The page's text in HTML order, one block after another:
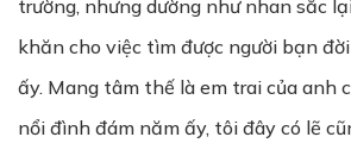
trường, nhưng dường như nhan sắc
khăn cho việc tìm được người bạn
ấy. Mang tâm thế là em trai của anh
nổi đình đám năm ấy, tôi đây có lẽ